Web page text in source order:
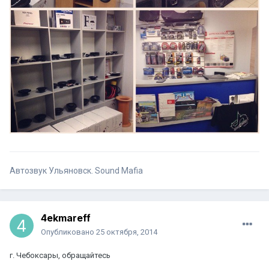
Автозвук Ульяновск. Sound Mafia
4ekmareff
Опубликовано 25 октября, 2014
г. Чебоксары, обращайтесь